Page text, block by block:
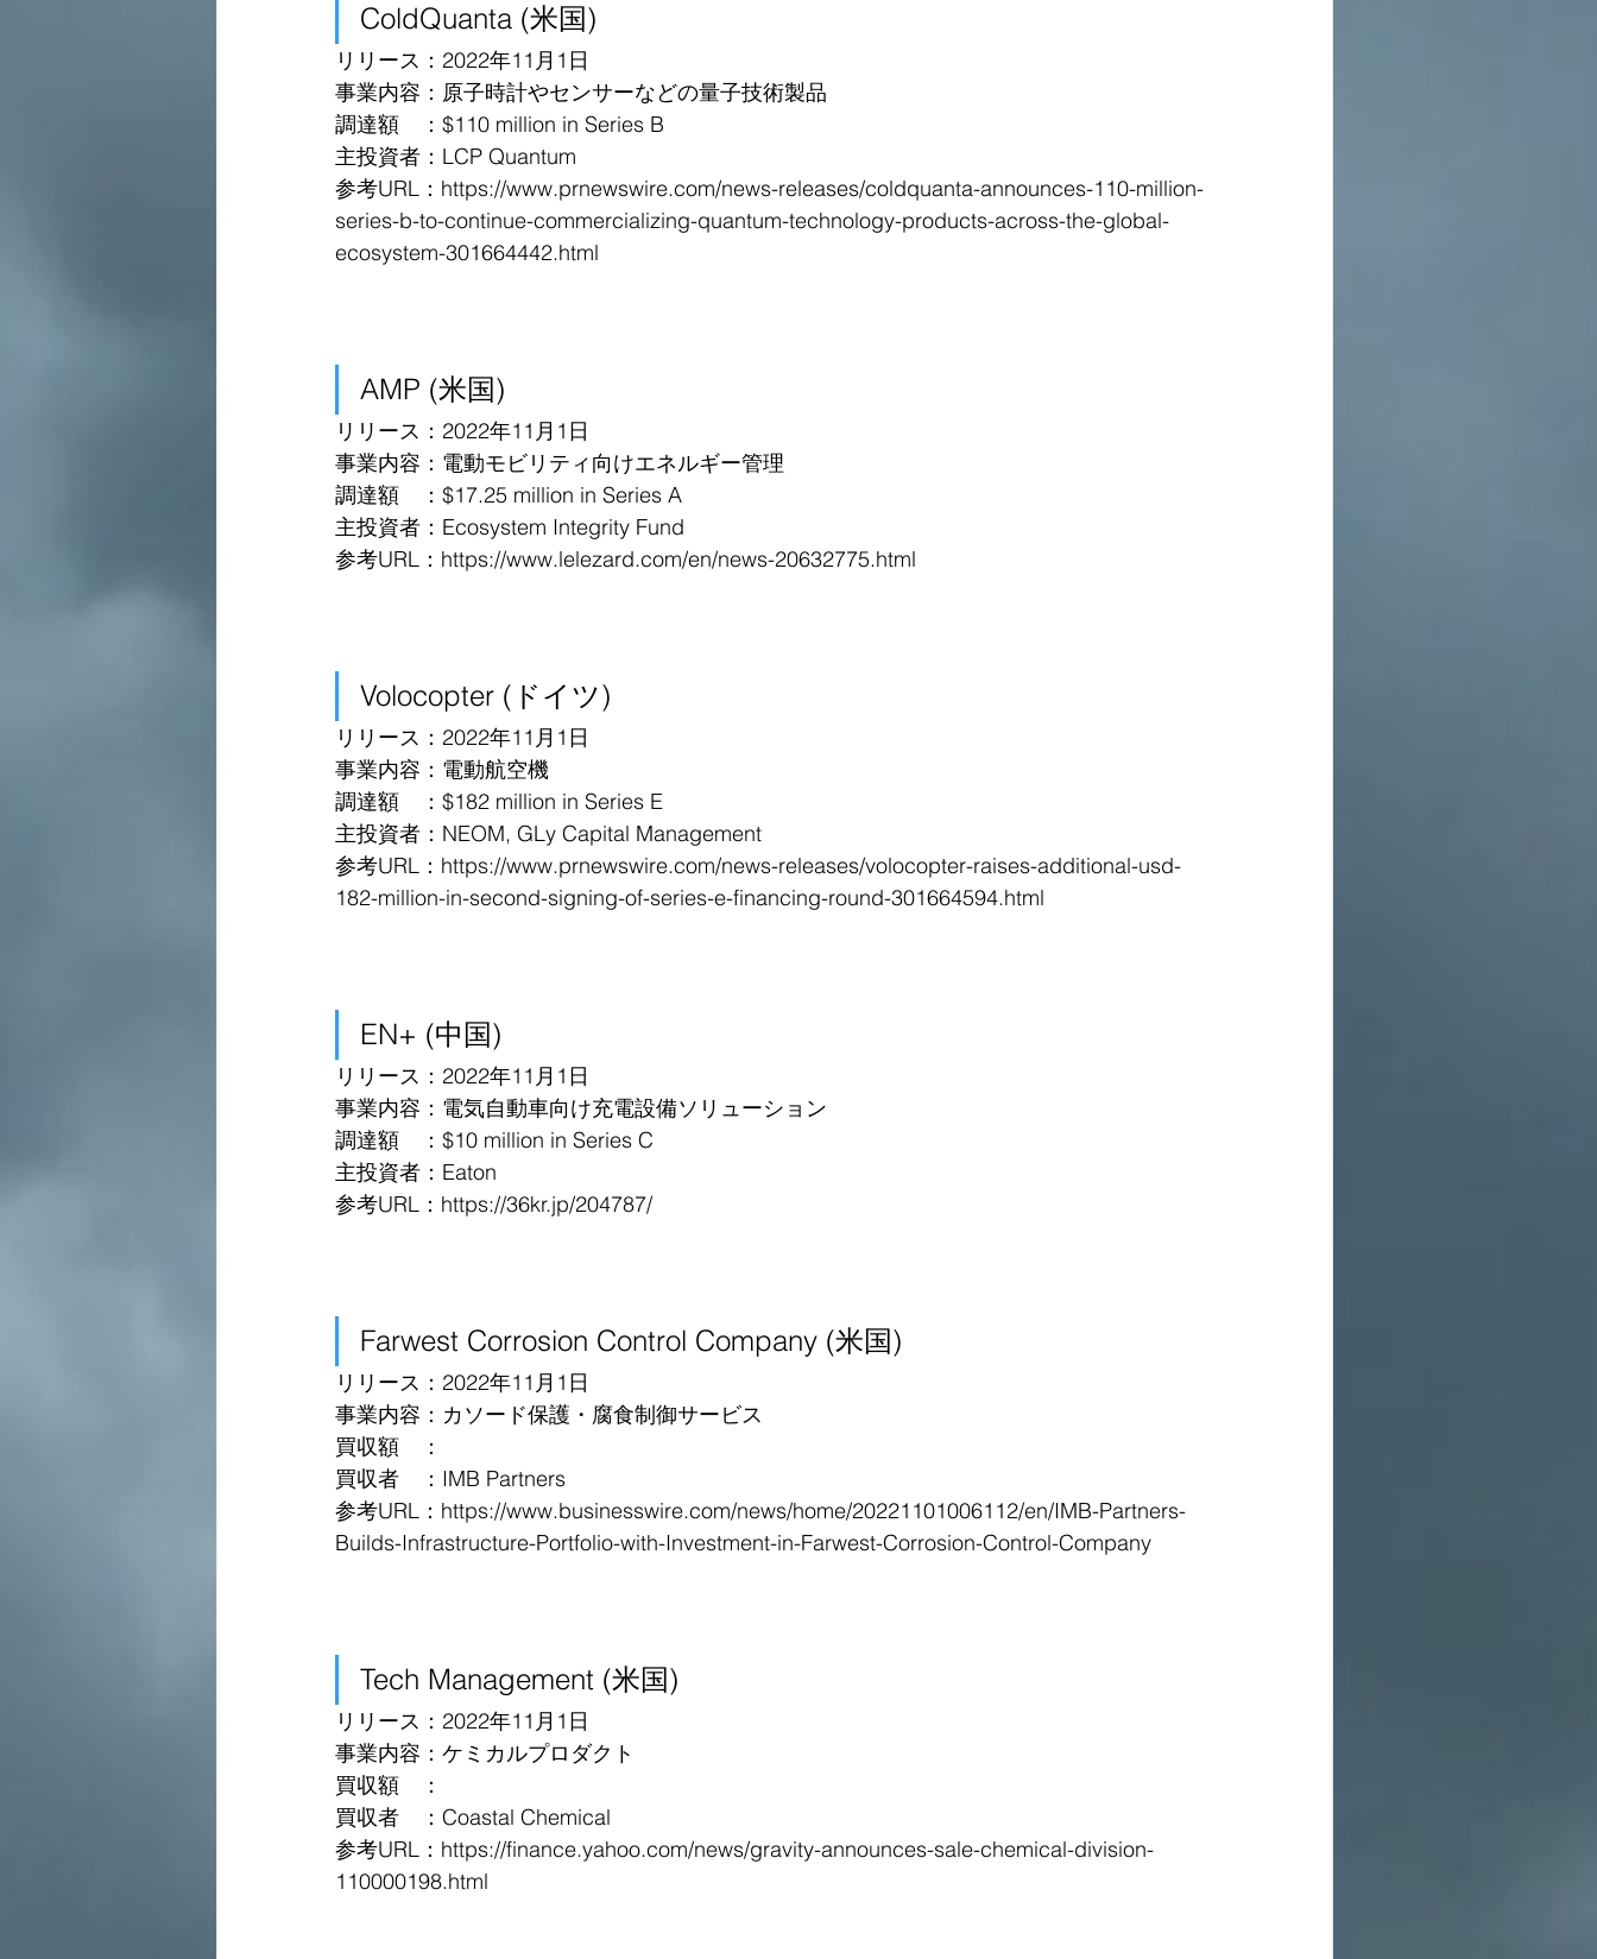
ColdQuanta (米国)
リリース：2022年11月1日
事業内容：原子時計やセンサーなどの量子技術製品
調達額　：$110 million in Series B
主投資者：LCP Quantum
参考URL：https://www.prnewswire.com/news-releases/coldquanta-announces-110-million-
series-b-to-continue-commercializing-quantum-technology-products-across-the-global-
ecosystem-301664442.html
AMP (米国)
リリース：2022年11月1日
事業内容：電動モビリティ向けエネルギー管理
調達額　：$17.25 million in Series A
主投資者：Ecosystem Integrity Fund
参考URL：https://www.lelezard.com/en/news-20632775.html
Volocopter (ドイツ)
リリース：2022年11月1日
事業内容：電動航空機
調達額　：$182 million in Series E
主投資者：NEOM, GLy Capital Management
参考URL：https://www.prnewswire.com/news-releases/volocopter-raises-additional-usd-
182-million-in-second-signing-of-series-e-financing-round-301664594.html
EN+ (中国)
リリース：2022年11月1日
事業内容：電気自動車向け充電設備ソリューション
調達額　：$10 million in Series C
主投資者：Eaton
参考URL：https://36kr.jp/204787/
Farwest Corrosion Control Company (米国)
リリース：2022年11月1日
事業内容：カソード保護・腐食制御サービス
買収額　：
買収者　：IMB Partners
参考URL：https://www.businesswire.com/news/home/20221101006112/en/IMB-Partners-
Builds-Infrastructure-Portfolio-with-Investment-in-Farwest-Corrosion-Control-Company
Tech Management (米国)
リリース：2022年11月1日
事業内容：ケミカルプロダクト
買収額　：
買収者　：Coastal Chemical
参考URL：https://finance.yahoo.com/news/gravity-announces-sale-chemical-division-
110000198.html